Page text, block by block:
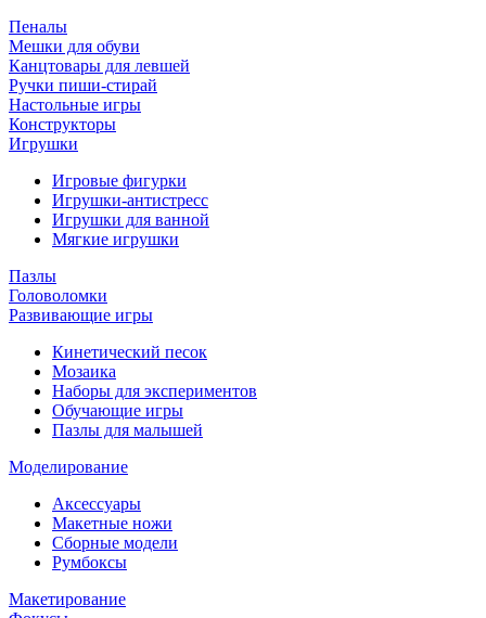
Пеналы
Мешки для обуви
Канцтовары для левшей
Ручки пиши-стирай
Настольные игры
Конструкторы
Игрушки
Игровые фигурки
Игрушки-антистресс
Игрушки для ванной
Мягкие игрушки
Пазлы
Головоломки
Развивающие игры
Кинетический песок
Мозаика
Наборы для экспериментов
Обучающие игры
Пазлы для малышей
Моделирование
Аксессуары
Макетные ножи
Сборные модели
Румбоксы
Макетирование